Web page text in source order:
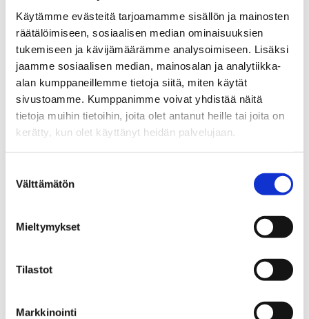
Käytämme evästeitä tarjoamamme sisällön ja mainosten
räätälöimiseen, sosiaalisen median ominaisuuksien
tukemiseen ja kävijämäärämme analysoimiseen. Lisäksi
jaamme sosiaalisen median, mainosalan ja analytiikka-
alan kumppaneillemme tietoja siitä, miten käytät
sivustoamme. Kumppanimme voivat yhdistää näitä
tietoja muihin tietoihin, joita olet antanut heille tai joita on
kerätty, kun olet käyttänyt heidän palvelujaan.
valinta
Välttämätön
Mieltymykset
Tilastot
Markkinointi
paras-kokemus-joka-muutti-elamani-suunnan
Tilaisuuden järjestää Naistenkartano ry & Työnimuun! -
hanke